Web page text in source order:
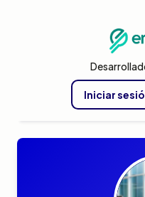
Iniciar